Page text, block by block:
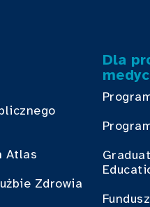
Atlas
Zdrowia
Dla